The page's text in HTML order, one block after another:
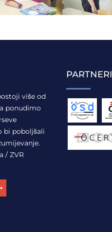
više od
ponudimo
bi poboljšali
/ ZVR
PARTNERI